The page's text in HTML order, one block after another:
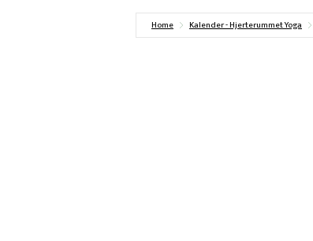
Home Kalender - Hjerterummet Yoga